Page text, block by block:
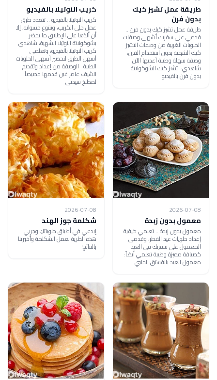
طريقة عمل تشيز كيك
بدون فرن
طريقة عمل تشيز كيك بدون فرن ..
قدمي على سفرتك أشهى وصفات
الحلويات الغربية من وصفات التشيز
كيك الشهية بدون استخدام الفرن،
وصفة سهلة وطيبة أعديها الآن
شاهدي: تشيز كيك الشوكولاتة
بدون فرن بالفيديو
كريب النوتيلا بالفيديو
كريب النوتيلا بالفيديو .. تتعدد طرق
عمل حلى الكريب، وتتنوع حشواته، إلا
أن ألذها على الإطلاق ما يحضر
بشوكولاتة النوتيلا الشهية، شاهدي
كريب النوتيلا بالفيديو، وتعلمي
أسهل الطرق لتحضير أشهى الحلويات
الطيبة الوصفة من إعداد وتقديم
الشيف عامر غبن قدمها خصيصاً
لمطبخ سيدتي
2026-07-08
معمول بدون زبدة
معمول بدون زبدة .. تعلمي كيفية
إعداد حلويات عيد الفطر، وقدمي
المعمول على سفرتك في العيد
كضيافة مميزة وطيبة تعلمي أيضاً:
معمول العيد بالفستق الحلبي
2026-07-08
شكلمة جوز الهند
إبدعي في أطباق حلوياتكِ وجربي
هذه الطرية لعمل الشكلمة وأخبرينا
بالنتائج!